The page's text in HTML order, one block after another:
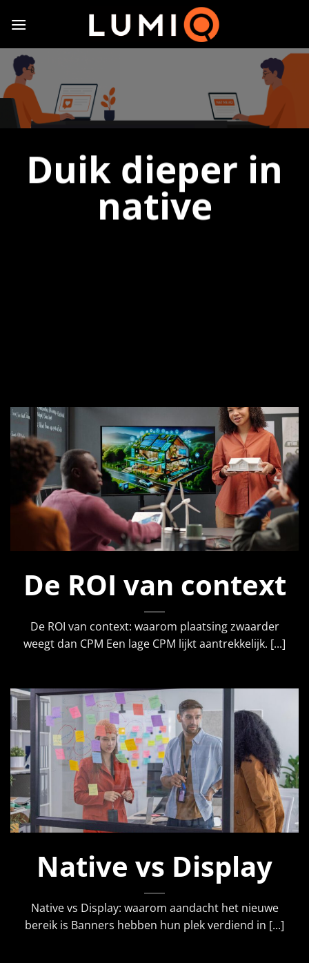
naar
Duik dieper in
native
De ROI van context
De ROI van context: waarom plaatsing zwaarder
weegt dan CPM Een lage CPM lijkt aantrekkelijk. [...]
Native vs Display
Native vs Display: waarom aandacht het nieuwe
bereik is Banners hebben hun plek verdiend in [...]